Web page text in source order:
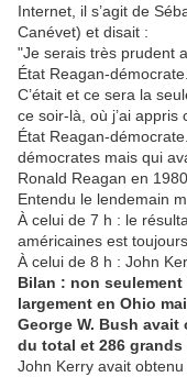
Internet, il s’agit de
Canévet) et disait :
"Je serais très prudent
État Reagan-
C’était et ce sera la
ce soir-là, où j’ai appris
État Reagan-
démocrates mais qui
Ronald Reagan en
Entendu le lendemain
À celui de 7 h : le
américaines est
À celui de 8 h : John
Bilan : non seulement
largement en Ohio
George W. Bush avait
du total et 286 grands
John Kerry avait